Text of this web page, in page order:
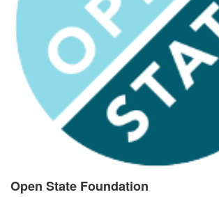
Open State Foundation